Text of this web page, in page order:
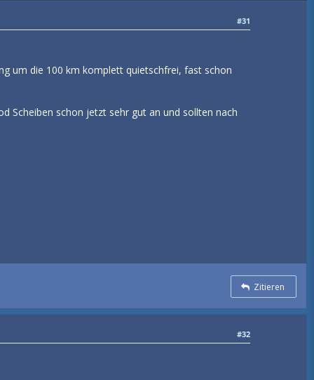
#31
um die 100 km komplett quietschfrei, fast schon
Scheiben schon jetzt sehr gut an und sollten nach
Zitieren
#32